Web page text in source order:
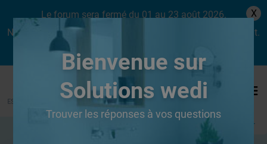
Le forum sera fermé du 01 au 23 août 2026.
Nous aurons le plaisir de vous retrouver dès le lundi 24 août.
X
Se connecter
Bienvenue sur
Solutions wedi
Trouver les réponses à vos questions